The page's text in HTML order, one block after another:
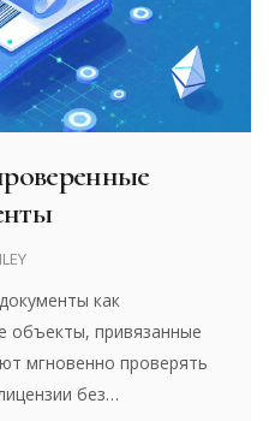
как
привязанные
мгновенно проверять
без